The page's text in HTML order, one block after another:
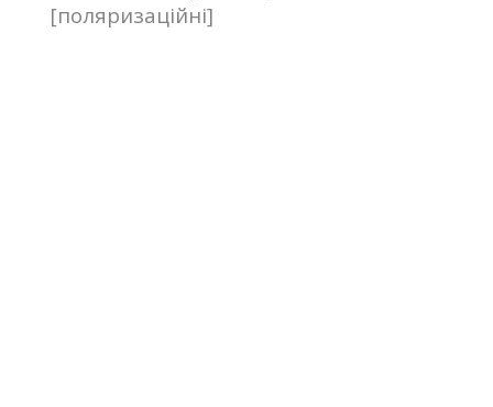
[поляризаційні]